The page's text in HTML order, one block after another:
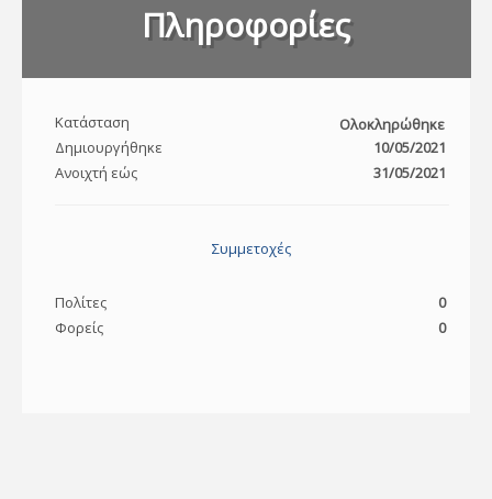
Πληροφορίες
Κατάσταση
Ολοκληρώθηκε
Δημιουργήθηκε
10/05/2021
Ανοιχτή εώς
31/05/2021
Συμμετοχές
Πολίτες
0
Φορείς
0